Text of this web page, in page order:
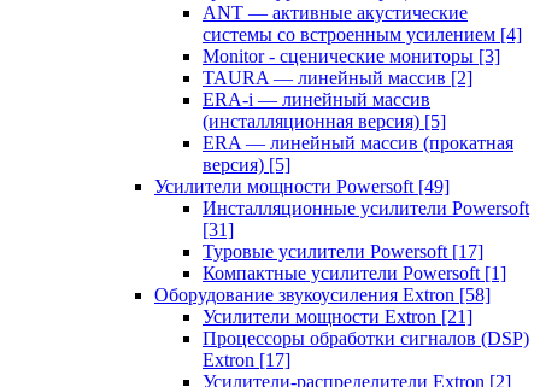
ANT — активные акустические
системы со встроенным усилением [4]
Monitor - сценические мониторы [3]
TAURA — линейный массив [2]
ERA-i — линейный массив
(инсталляционная версия) [5]
ERA — линейный массив (прокатная
версия) [5]
Усилители мощности Powersoft [49]
Инсталляционные усилители Powersoft
[31]
Туровые усилители Powersoft [17]
Компактные усилители Powersoft [1]
Оборудование звукоусиления Extron [58]
Усилители мощности Extron [21]
Процессоры обработки сигналов (DSP)
Extron [17]
Усилители-распределители Extron [2]